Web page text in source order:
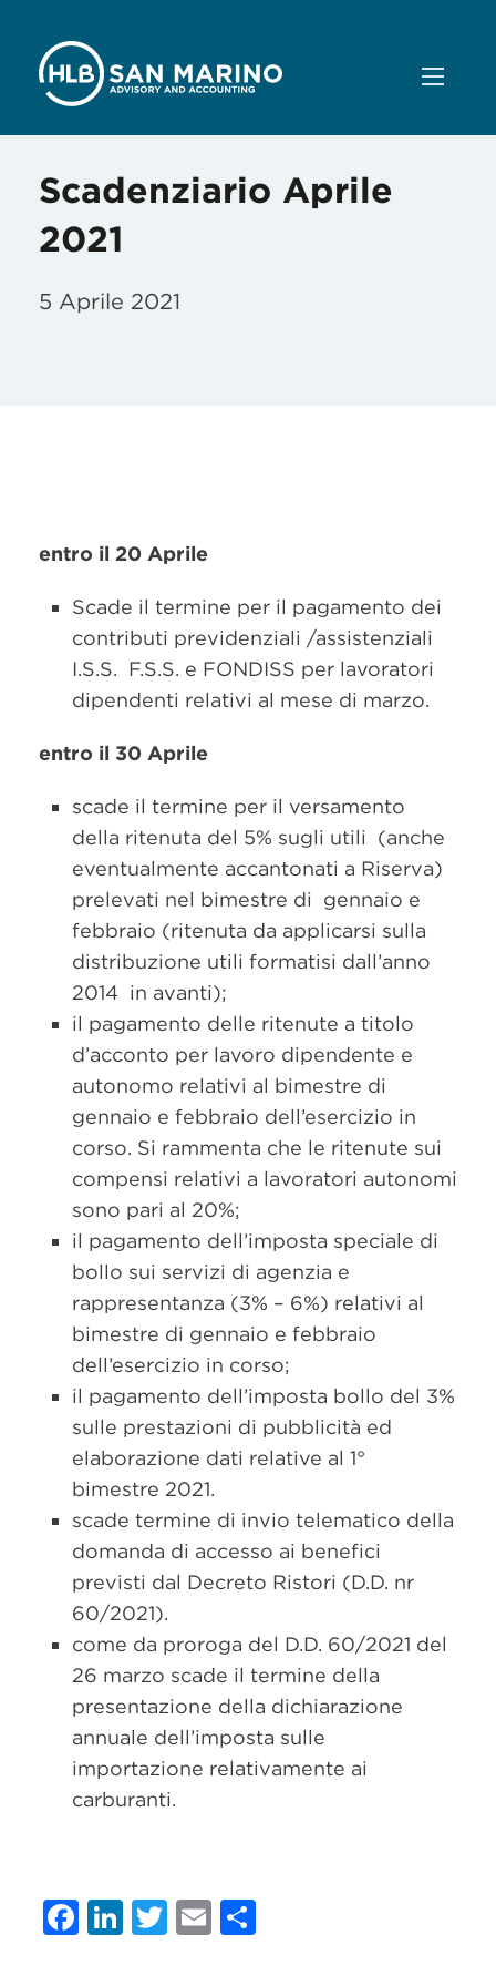
Scadenziario Aprile
2021
5 Aprile 2021
entro il 20 Aprile
Scade il termine per il pagamento dei
contributi previdenziali /assistenziali
I.S.S. F.S.S. e FONDISS per lavoratori
dipendenti relativi al mese di marzo.
entro il 30 Aprile
scade il termine per il versamento
della ritenuta del 5% sugli utili (anche
eventualmente accantonati a Riserva)
prelevati nel bimestre di gennaio e
febbraio (ritenuta da applicarsi sulla
distribuzione utili formatisi dall’anno
2014 in avanti);
il pagamento delle ritenute a titolo
d’acconto per lavoro dipendente e
autonomo relativi al bimestre di
gennaio e febbraio dell’esercizio in
corso. Si rammenta che le ritenute sui
compensi relativi a lavoratori autonomi
sono pari al 20%;
il pagamento dell’imposta speciale di
bollo sui servizi di agenzia e
rappresentanza (3% – 6%) relativi al
bimestre di gennaio e febbraio
dell’esercizio in corso;
il pagamento dell’imposta bollo del 3%
sulle prestazioni di pubblicità ed
elaborazione dati relative al 1°
bimestre 2021.
scade termine di invio telematico della
domanda di accesso ai benefici
previsti dal Decreto Ristori (D.D. nr
60/2021).
come da proroga del D.D. 60/2021 del
26 marzo scade il termine della
presentazione della dichiarazione
annuale dell’imposta sulle
importazione relativamente ai
carburanti.
Facebook
LinkedIn
Twitter
Email